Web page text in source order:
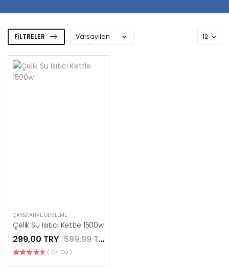
FILTRELER
ÇAY&KAHVE DEMLEME
Çelik Su Isıtıcı Kettle 1500w
299,00 TRY 599,99 TRY
( 64 Oy )